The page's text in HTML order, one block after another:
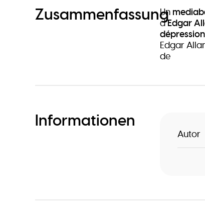
Zusammenfassung
Un
d’Edgar
dépression
Edgar
de
Informationen
Autor